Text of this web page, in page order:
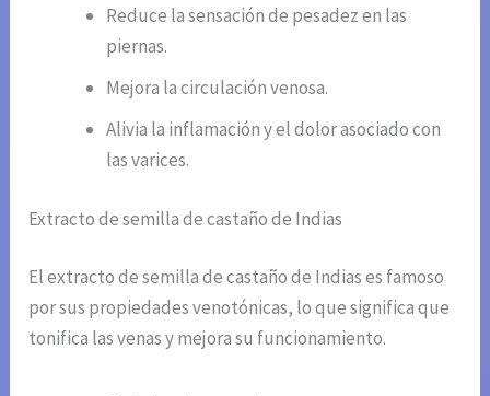
Reduce la sensación de pesadez en las
piernas.
Mejora la circulación venosa.
Alivia la inflamación y el dolor asociado con
las varices.
Extracto de semilla de castaño de Indias
El extracto de semilla de castaño de Indias es famoso
por sus propiedades venotónicas, lo que significa que
tonifica las venas y mejora su funcionamiento.